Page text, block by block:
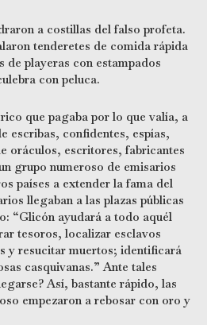
a costillas del falso profeta.
tenderetes de comida rápida
de playeras con estampados
con peluca.
que pagaba por lo que valía, a
escribas, confidentes, espías,
oráculos, escritores, fabricantes
grupo numeroso de emisarios
países a extender la fama del
llegaban a las plazas públicas
“Glicón ayudará a todo aquél
tesoros, localizar esclavos
y resucitar muertos; identificará
casquivanas.” Ante tales
Así, bastante rápido, las
empezaron a rebosar con oro y